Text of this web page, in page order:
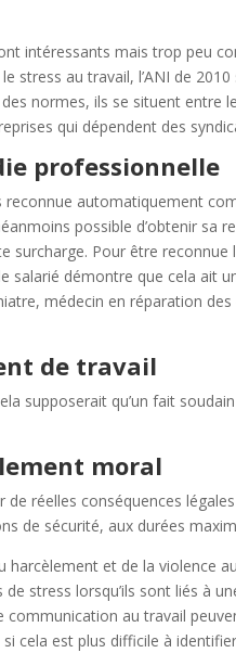
intéressants mais trop peu
stress au travail, l’ANI de
normes, ils se situent entre
qui dépendent des
professionnelle
reconnue automatiquement
possible d’obtenir sa
surcharge. Pour être
salarié démontre que cela ait
médecin en réparation
de travail
supposerait qu’un fait
moral
réelles conséquences
de sécurité, aux durées
harcèlement et de la violence
stress lorsqu’ils sont liés à
au travail
cela est plus difficile à